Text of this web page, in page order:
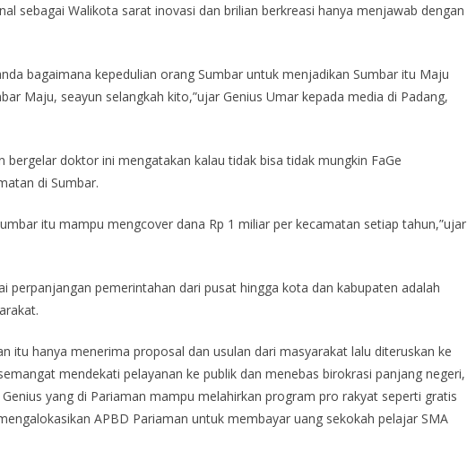
sebagai Walikota sarat inovasi dan brilian berkreasi hanya menjawab dengan
bagaimana kepedulian orang Sumbar untuk menjadikan Sumbar itu Maju
Maju, seayun selangkah kito,”ujar Genius Umar kepada media di Padang,
bergelar doktor ini mengatakan kalau tidak bisa tidak mungkin FaGe
di Sumbar.
itu mampu mengcover dana Rp 1 miliar per kecamatan setiap tahun,”ujar
perpanjangan pemerintahan dari pusat hingga kota dan kabupaten adalah
itu hanya menerima proposal dan usulan dari masyarakat lalu diteruskan ke
mendekati pelayanan ke publik dan menebas birokrasi panjang negeri,
yang di Pariaman mampu melahirkan program pro rakyat seperti gratis
APBD Pariaman untuk membayar uang sekokah pelajar SMA